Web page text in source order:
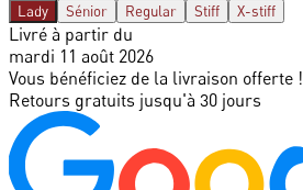
Lady Sénior Regular Stiff X-stiff
Livré à partir du
mardi 11 août 2026
Vous bénéficiez de la livraison offerte !
Retours gratuits jusqu'à 30 jours